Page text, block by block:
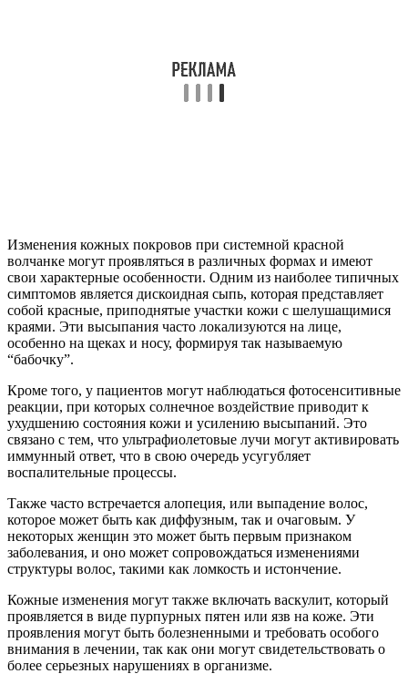
Изменения кожных покровов при системной красной
волчанке могут проявляться в различных формах и имеют
свои характерные особенности. Одним из наиболее типичных
симптомов является дискоидная сыпь, которая представляет
собой красные, приподнятые участки кожи с шелушащимися
краями. Эти высыпания часто локализуются на лице,
особенно на щеках и носу, формируя так называемую
“бабочку”.
Кроме того, у пациентов могут наблюдаться фотосенситивные
реакции, при которых солнечное воздействие приводит к
ухудшению состояния кожи и усилению высыпаний. Это
связано с тем, что ультрафиолетовые лучи могут активировать
иммунный ответ, что в свою очередь усугубляет
воспалительные процессы.
Также часто встречается алопеция, или выпадение волос,
которое может быть как диффузным, так и очаговым. У
некоторых женщин это может быть первым признаком
заболевания, и оно может сопровождаться изменениями
структуры волос, такими как ломкость и истончение.
Кожные изменения могут также включать васкулит, который
проявляется в виде пурпурных пятен или язв на коже. Эти
проявления могут быть болезненными и требовать особого
внимания в лечении, так как они могут свидетельствовать о
более серьезных нарушениях в организме.